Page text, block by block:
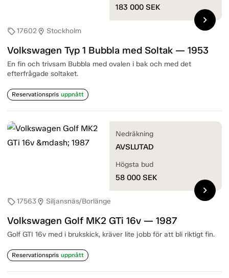
sell17602location_on Stockholm
Volkswagen Typ 1 Bubbla med Soltak — 1953
En fin och trivsam Bubbla med ovalen i bak och med det
efterfrågade soltaket.
Reservationspris uppnått
183 000 SEK
chevron_right
sell17563location_on Siljansnäs/Borlänge
Volkswagen Golf MK2 GTi 16v — 1987
Golf GTI 16v med i brukskick, kräver lite jobb för att bli riktigt fin.
Reservationspris uppnått
Nedräkning
AVSLUTAD
Högsta bud
58 000 SEK
chevron_right